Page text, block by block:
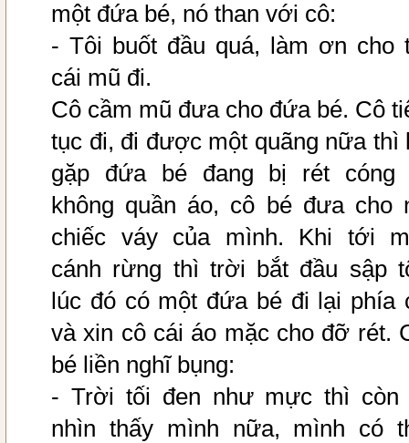
một đứa bé, nó than với cô:
- Tôi buốt đầu quá, làm ơn cho
cái mũ đi.
Cô cầm mũ đưa cho đứa bé. Cô
tục đi, đi được một quãng nữa thì
gặp đứa bé đang bị rét cóng
không quần áo, cô bé đưa cho
chiếc váy của mình. Khi tới
cánh rừng thì trời bắt đầu sập
lúc đó có một đứa bé đi lại phía
và xin cô cái áo mặc cho đỡ rét.
bé liền nghĩ bụng:
- Trời tối đen như mực thì còn
nhìn thấy mình nữa, mình có